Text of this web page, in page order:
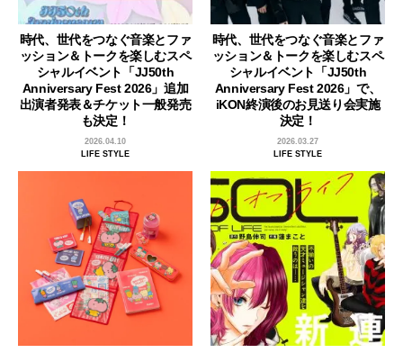
時代、世代をつなぐ音楽とファ
ッション＆トークを楽しむスペ
シャルイベント「JJ50th
Anniversary Fest 2026」追加
出演者発表＆チケット一般発売
も決定！
2026.04.10
LIFE STYLE
時代、世代をつなぐ音楽とファ
ッション＆トークを楽しむスペ
シャルイベント「JJ50th
Anniversary Fest 2026」で、
iKON終演後のお見送り会実施
決定！
2026.03.27
LIFE STYLE